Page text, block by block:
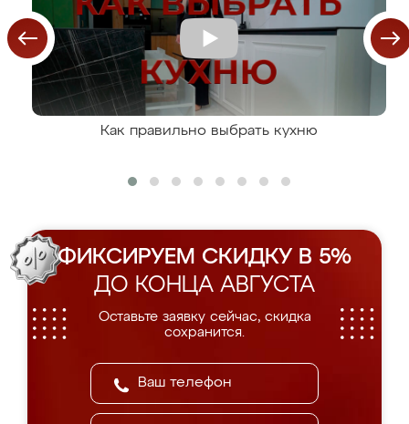
Как правильно выбрать кухню
ФИКСИРУЕМ СКИДКУ В 5%
ДО КОНЦА АВГУСТА
Оставьте заявку сейчас, скидка
сохранится.